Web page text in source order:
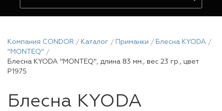
Компания CONDOR Каталог Приманки
Блесна KYODA
"MONTEQ"
Блесна KYODA "MONTEQ", длина 83 мм., вес 23 гр., цвет
P1975
Блесна KYODA